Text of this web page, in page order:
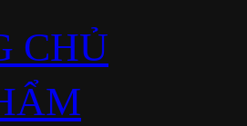
CHỦ